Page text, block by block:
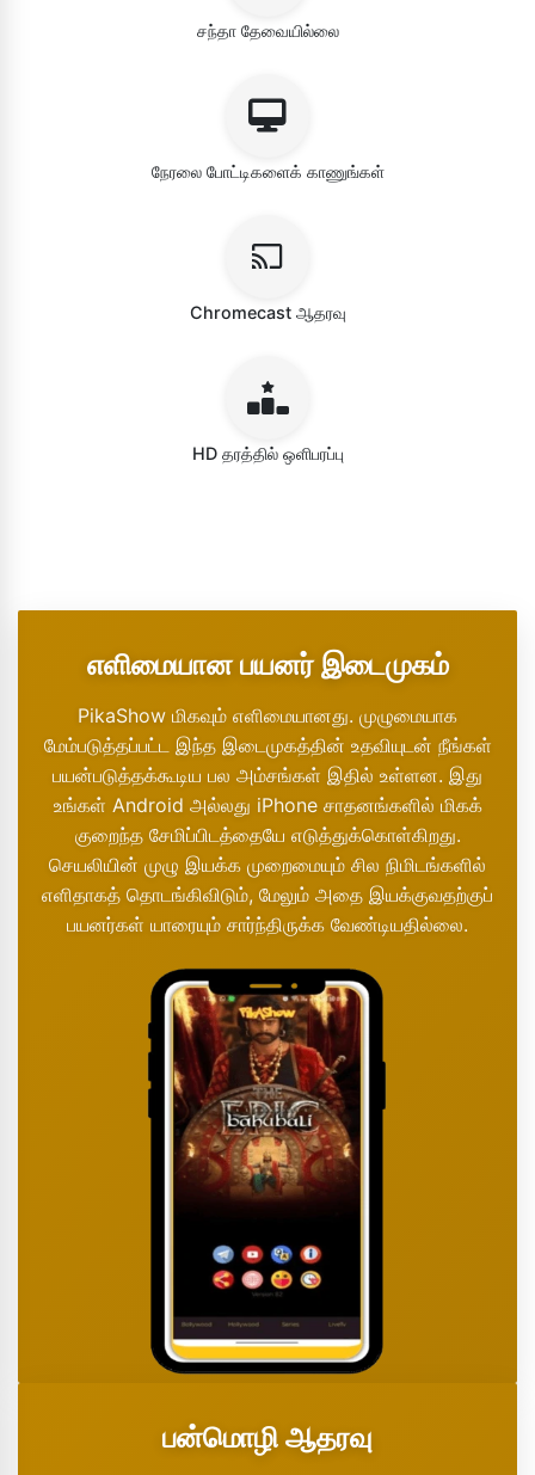
சந்தா தேவையில்லை
நேரலை போட்டிகளைக் காணுங்கள்
Chromecast ஆதரவு
HD தரத்தில் ஒளிபரப்பு
எளிமையான பயனர் இடைமுகம்
PikaShow மிகவும் எளிமையானது. முழுமையாக
மேம்படுத்தப்பட்ட இந்த இடைமுகத்தின் உதவியுடன் நீங்கள்
பயன்படுத்தக்கூடிய பல அம்சங்கள் இதில் உள்ளன. இது
உங்கள் Android அல்லது iPhone சாதனங்களில் மிகக்
குறைந்த சேமிப்பிடத்தையே எடுத்துக்கொள்கிறது.
செயலியின் முழு இயக்க முறைமையும் சில நிமிடங்களில்
எளிதாகத் தொடங்கிவிடும், மேலும் அதை இயக்குவதற்குப்
பயனர்கள் யாரையும் சார்ந்திருக்க வேண்டியதில்லை.
பன்மொழி ஆதரவு